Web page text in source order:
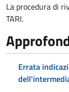
La procedura di
TARI.
Errata